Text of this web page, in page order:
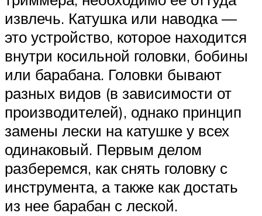
извлечь. Катушка или наводка —
это устройство, которое находится
внутри косильной головки, бобины
или барабана. Головки бывают
разных видов (в зависимости от
производителей), однако принцип
замены лески на катушке у всех
одинаковый. Первым делом
разберемся, как снять головку с
инструмента, а также как достать
из нее барабан с леской.